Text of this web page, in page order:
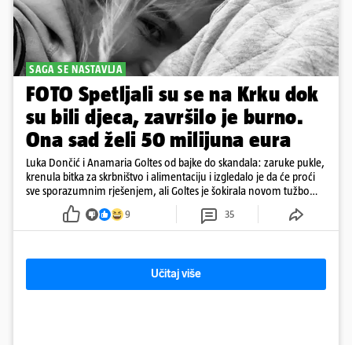
SAGA SE NASTAVLJA
FOTO Spetljali su se na Krku dok
su bili djeca, završilo je burno.
Ona sad želi 50 milijuna eura
Luka Dončić i Anamaria Goltes od bajke do skandala: zaruke pukle,
krenula bitka za skrbništvo i alimentaciju i izgledalo je da će proći
sve sporazumnim rješenjem, ali Goltes je šokirala novom tužbom
u Sloveniji
9 35
Učitaj više